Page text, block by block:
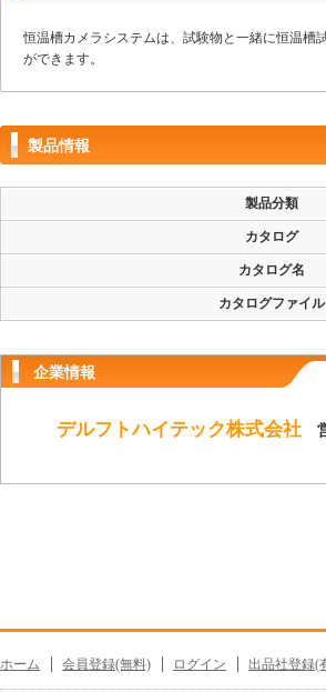
恒温槽カメラシステムは、試験物と一緒に恒温槽
ができます。
製品情報
製品分類
カタログ
カタログ名
カタログファイル
企業情報
デルフトハイテック株式会社
ホーム 会員登録(無料) ログイン 出品社登録(